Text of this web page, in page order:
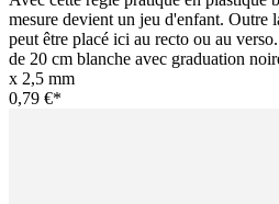
mesure devient un jeu d'enfant. Outre
peut être placé ici au recto ou au
de 20 cm blanche avec graduation
x 2,5 mm
0,79 €*